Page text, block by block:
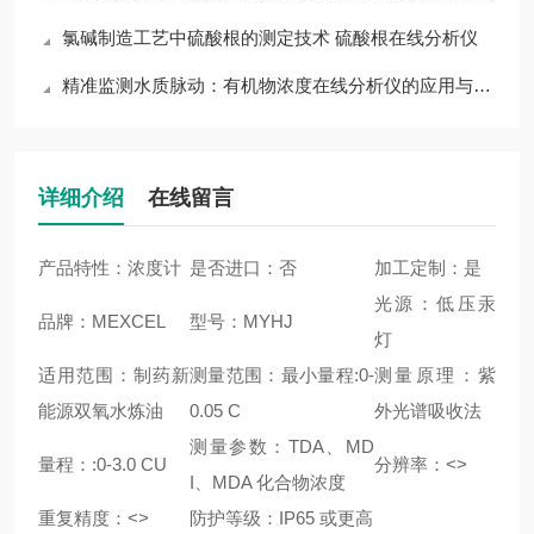
氯碱制造工艺中硫酸根的测定技术 硫酸根在线分析仪
精准监测水质脉动：有机物浓度在线分析仪的应用与价值
详细介绍 在线留言
产品特性：浓度计 是否进口：否 加工定制：是
品牌：MEXCEL 型号：MYHJ
光源：低压汞
灯
适用范围：制药新
能源双氧水炼油
测量范围：最小量程:0-
0.05 C
测量原理：紫
外光谱吸收法
量程：:0-3.0 CU
测量参数：TDA、MD
I、MDA 化合物浓度
分辨率：<>
重复精度：<> 防护等级：IP65 或更高